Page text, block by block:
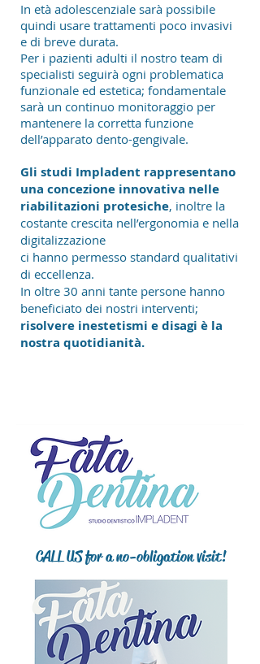
In età adolescenziale sarà possibile
quindi usare trattamenti poco invasivi
e di breve durata.
Per i pazienti adulti il nostro team di
specialisti seguirà ogni problematica
funzionale ed estetica; fondamentale
sarà un continuo monitoraggio per
mantenere la corretta funzione
dell’apparato dento-gengivale.
Gli studi Impladent rappresentano
una concezione innovativa nelle
riabilitazioni protesiche, inoltre la
costante crescita nell’ergonomia e nella
digitalizzazione
ci hanno permesso standard qualitativi
di eccellenza.
In oltre 30 anni tante persone hanno
beneficiato dei nostri interventi;
risolvere inestetismi e disagi è la
nostra quotidianità.
CALL US for a no-obligation visit!